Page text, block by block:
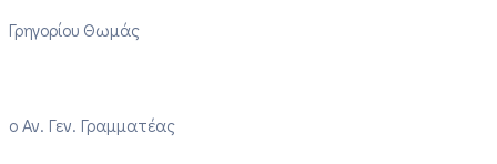
Γρηγορίου Θωμάς
ο Αν. Γεν. Γραμματέας